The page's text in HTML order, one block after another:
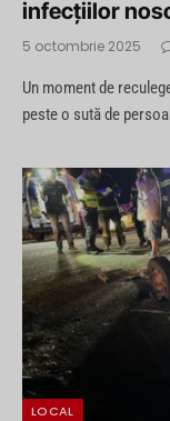
infecțiilor
5 octombrie 2025
Un moment de
peste o sută de
LOCAL